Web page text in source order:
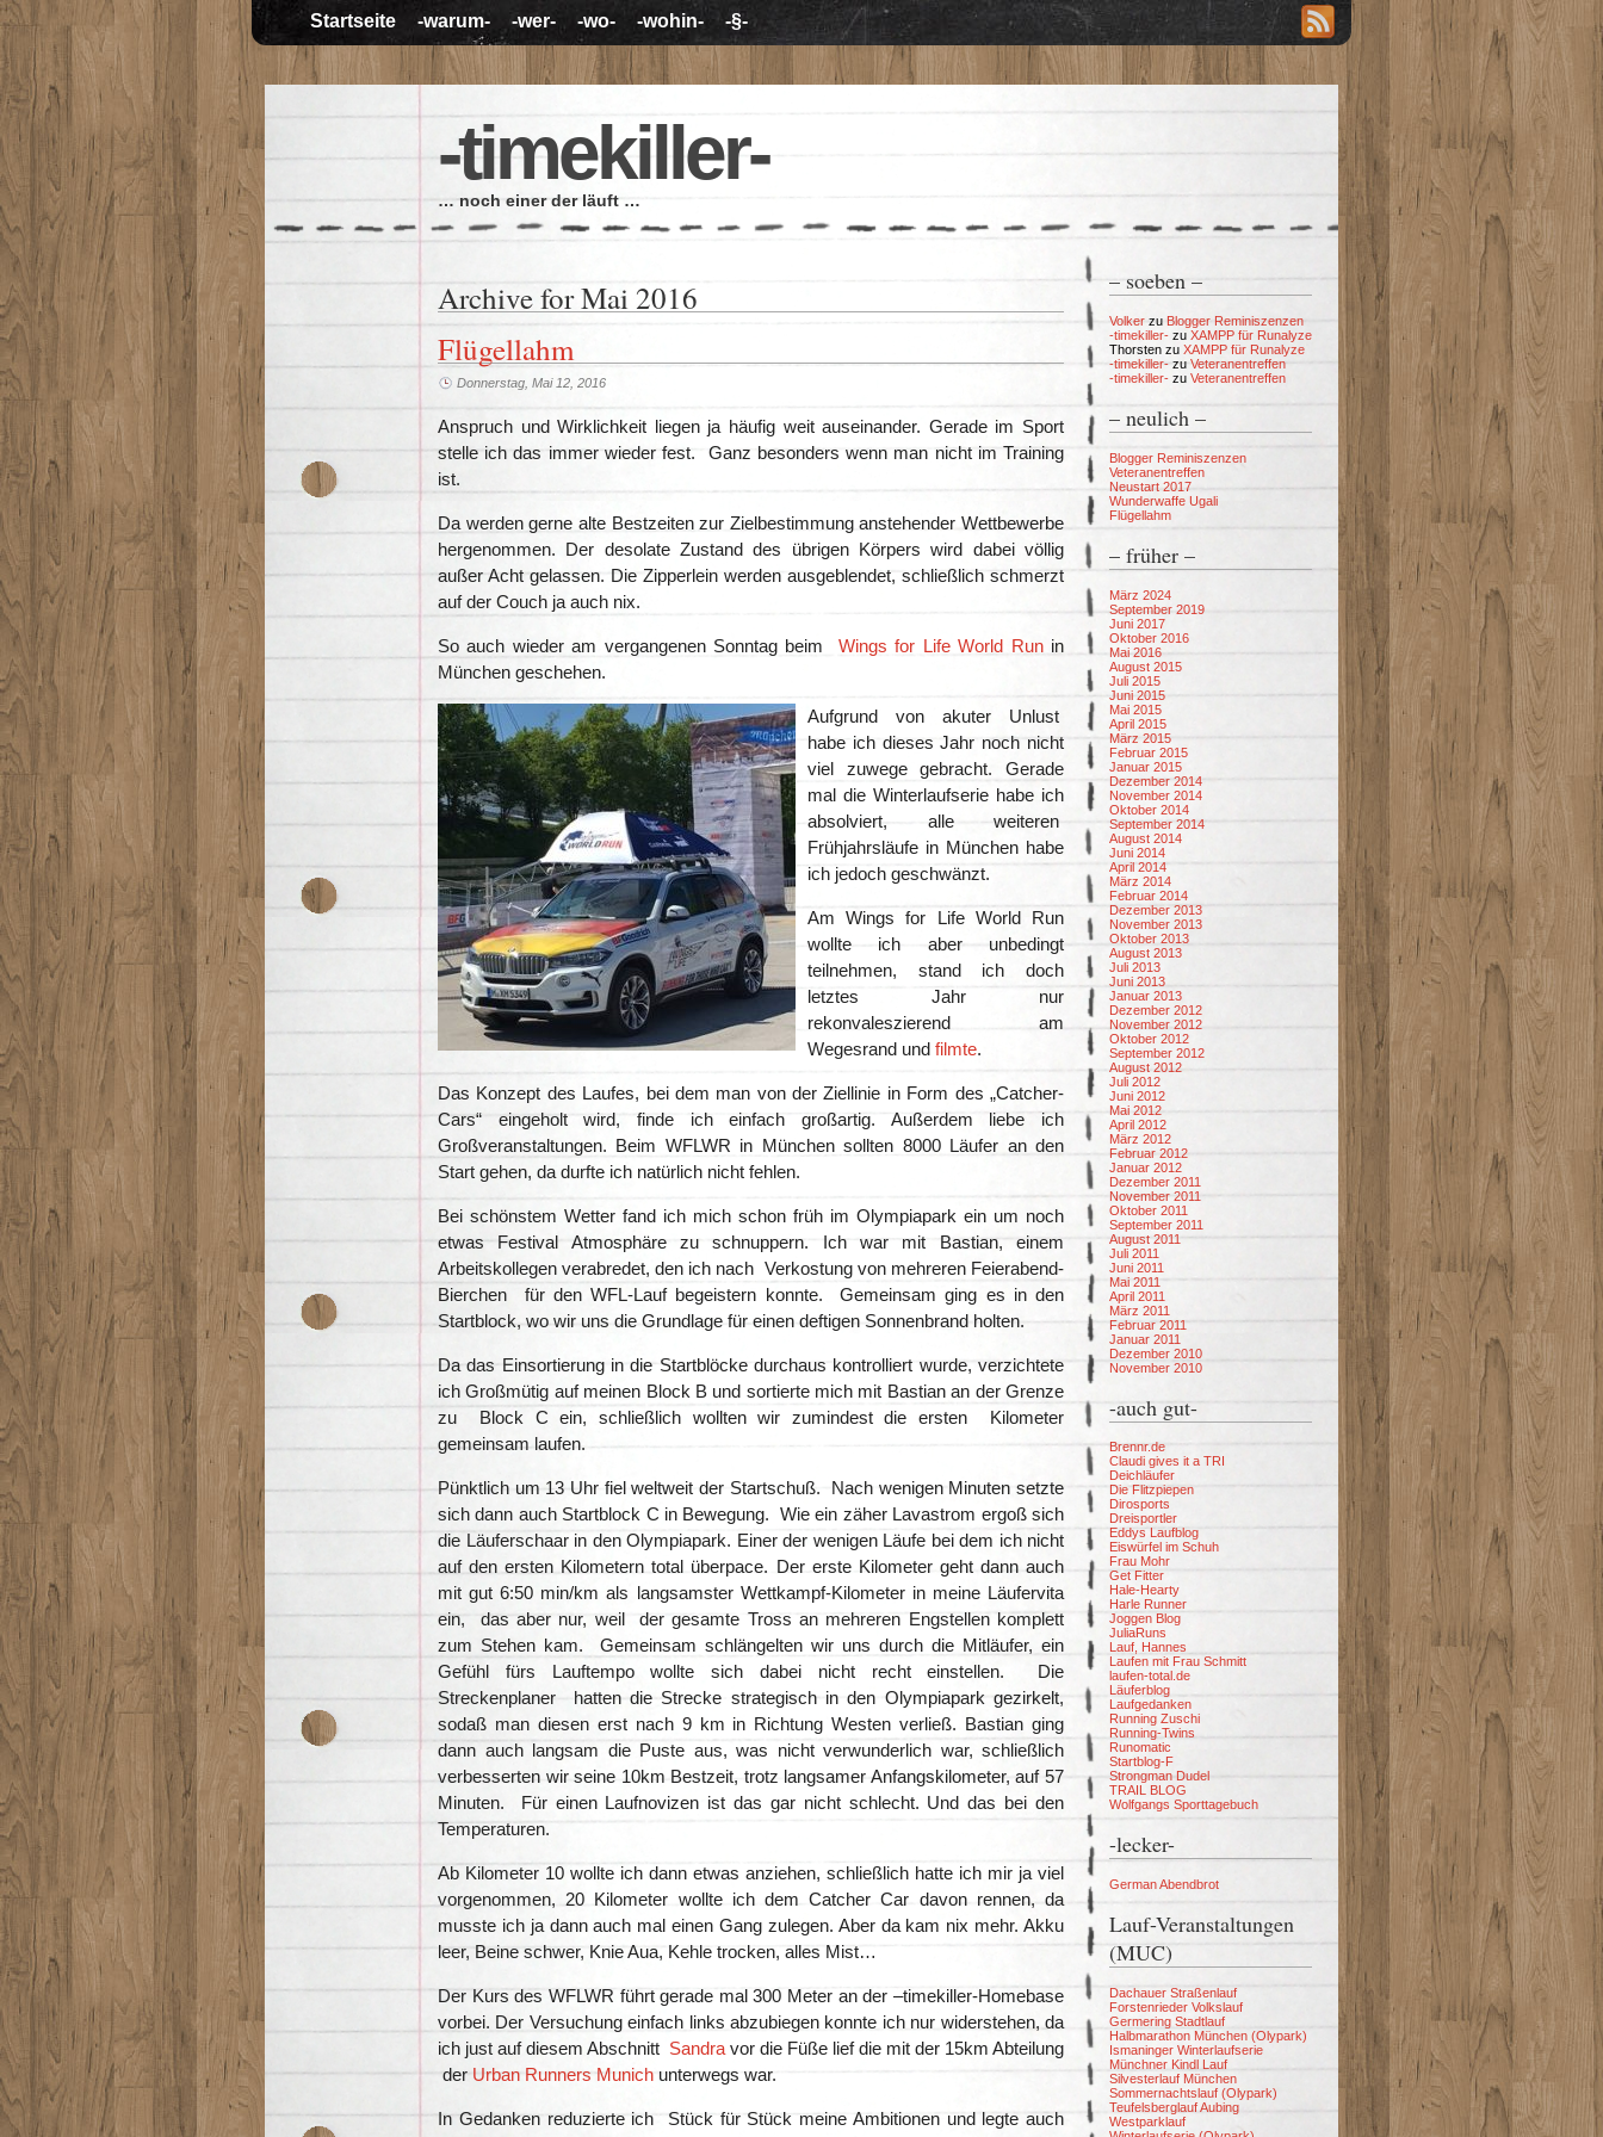
Startseite -warum- -wer- -wo- -wohin- -§-
-timekiller-
… noch einer der läuft …
Archive for Mai 2016
Flügellahm
Donnerstag, Mai 12, 2016
Anspruch und Wirklichkeit liegen ja häufig weit auseinander. Gerade im Sport
stelle ich das immer wieder fest. Ganz besonders wenn man nicht im Training
ist.
Da werden gerne alte Bestzeiten zur Zielbestimmung anstehender Wettbewerbe
hergenommen. Der desolate Zustand des übrigen Körpers wird dabei völlig
außer Acht gelassen. Die Zipperlein werden ausgeblendet, schließlich schmerzt
auf der Couch ja auch nix.
So auch wieder am vergangenen Sonntag beimWings for Life World Runin
München geschehen.
Aufgrund von akuter Unlust
habe ich dieses Jahr noch nicht
viel zuwege gebracht. Gerade
mal die Winterlaufserie habe ich
absolviert, alle weiteren
Frühjahrsläufe in München habe
ich jedoch geschwänzt.
Am Wings for Life World Run
wollte ich aber unbedingt
teilnehmen, stand ich doch
letztes Jahr nur
rekonvaleszierend am
Wegesrand und filmte.
Das Konzept des Laufes, bei dem man von der Ziellinie in Form des „Catcher-
Cars“ eingeholt wird, finde ich einfach großartig. Außerdem liebe ich
Großveranstaltungen. Beim WFLWR in München sollten 8000 Läufer an den
Start gehen, da durfte ich natürlich nicht fehlen.
Bei schönstem Wetter fand ich mich schon früh im Olympiapark ein um noch
etwas Festival Atmosphäre zu schnuppern. Ich war mit Bastian, einem
Arbeitskollegen verabredet, den ich nach Verkostung von mehreren Feierabend-
Bierchen für den WFL-Lauf begeistern konnte. Gemeinsam ging es in den
Startblock, wo wir uns die Grundlage für einen deftigen Sonnenbrand holten.
Da das Einsortierung in die Startblöcke durchaus kontrolliert wurde, verzichtete
ich Großmütig auf meinen Block B und sortierte mich mit Bastian an der Grenze
zu Block C ein, schließlich wollten wir zumindest die ersten Kilometer
gemeinsam laufen.
Pünktlich um 13 Uhr fiel weltweit der Startschuß. Nach wenigen Minuten setzte
sich dann auch Startblock C in Bewegung. Wie ein zäher Lavastrom ergoß sich
die Läuferschaar in den Olympiapark. Einer der wenigen Läufe bei dem ich nicht
auf den ersten Kilometern total überpace. Der erste Kilometer geht dann auch
mit gut 6:50 min/km als langsamster Wettkampf-Kilometer in meine Läufervita
ein, das aber nur, weil der gesamte Tross an mehreren Engstellen komplett
zum Stehen kam. Gemeinsam schlängelten wir uns durch die Mitläufer, ein
Gefühl fürs Lauftempo wollte sich dabei nicht recht einstellen. Die
Streckenplaner hatten die Strecke strategisch in den Olympiapark gezirkelt,
sodaß man diesen erst nach 9 km in Richtung Westen verließ. Bastian ging
dann auch langsam die Puste aus, was nicht verwunderlich war, schließlich
verbesserten wir seine 10km Bestzeit, trotz langsamer Anfangskilometer, auf 57
Minuten. Für einen Laufnovizen ist das gar nicht schlecht. Und das bei den
Temperaturen.
Ab Kilometer 10 wollte ich dann etwas anziehen, schließlich hatte ich mir ja viel
vorgenommen, 20 Kilometer wollte ich dem Catcher Car davon rennen, da
musste ich ja dann auch mal einen Gang zulegen. Aber da kam nix mehr. Akku
leer, Beine schwer, Knie Aua, Kehle trocken, alles Mist…
Der Kurs des WFLWR führt gerade mal 300 Meter an der –timekiller-Homebase
vorbei. Der Versuchung einfach links abzubiegen konnte ich nur widerstehen, da
ich just auf diesem Abschnitt Sandravor die Füße lief die mit der 15km Abteilung
der Urban Runners Munich unterwegs war.
In Gedanken reduzierte ich Stück für Stück meine Ambitionen und legte auch
– soeben –
Volker zu Blogger Reminiszenzen
-timekiller- zu XAMPP für Runalyze
Thorsten zu XAMPP für Runalyze
-timekiller- zu Veteranentreffen
-timekiller- zu Veteranentreffen
– neulich –
Blogger Reminiszenzen
Veteranentreffen
Neustart 2017
Wunderwaffe Ugali
Flügellahm
– früher –
März 2024
September 2019
Juni 2017
Oktober 2016
Mai 2016
August 2015
Juli 2015
Juni 2015
Mai 2015
April 2015
März 2015
Februar 2015
Januar 2015
Dezember 2014
November 2014
Oktober 2014
September 2014
August 2014
Juni 2014
April 2014
März 2014
Februar 2014
Dezember 2013
November 2013
Oktober 2013
August 2013
Juli 2013
Juni 2013
Januar 2013
Dezember 2012
November 2012
Oktober 2012
September 2012
August 2012
Juli 2012
Juni 2012
Mai 2012
April 2012
März 2012
Februar 2012
Januar 2012
Dezember 2011
November 2011
Oktober 2011
September 2011
August 2011
Juli 2011
Juni 2011
Mai 2011
April 2011
März 2011
Februar 2011
Januar 2011
Dezember 2010
November 2010
-auch gut-
Brennr.de
Claudi gives it a TRI
Deichläufer
Die Flitzpiepen
Dirosports
Dreisportler
Eddys Laufblog
Eiswürfel im Schuh
Frau Mohr
Get Fitter
Hale-Hearty
Harle Runner
Joggen Blog
JuliaRuns
Lauf, Hannes
Laufen mit Frau Schmitt
laufen-total.de
Läuferblog
Laufgedanken
Running Zuschi
Running-Twins
Runomatic
Startblog-F
Strongman Dudel
TRAIL BLOG
Wolfgangs Sporttagebuch
-lecker-
German Abendbrot
Lauf-Veranstaltungen
(MUC)
Dachauer Straßenlauf
Forstenrieder Volkslauf
Germering Stadtlauf
Halbmarathon München (Olypark)
Ismaninger Winterlaufserie
Münchner Kindl Lauf
Silvesterlauf München
Sommernachtslauf (Olypark)
Teufelsberglauf Aubing
Westparklauf